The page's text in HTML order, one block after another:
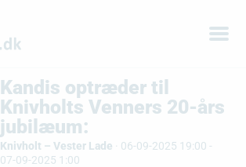
Kandis optræder til
Knivholts Venners 20-års
jubilæum:
Knivholt – Vester Lade · 06-09-2025 19:00 -
07-09-2025 1:00